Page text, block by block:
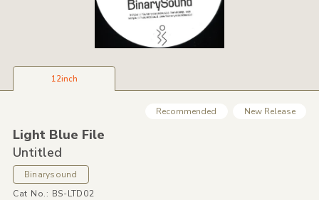
12inch
Recommended New Release
Light Blue File
Untitled
Binarysound
Cat No.: BS-LTD02